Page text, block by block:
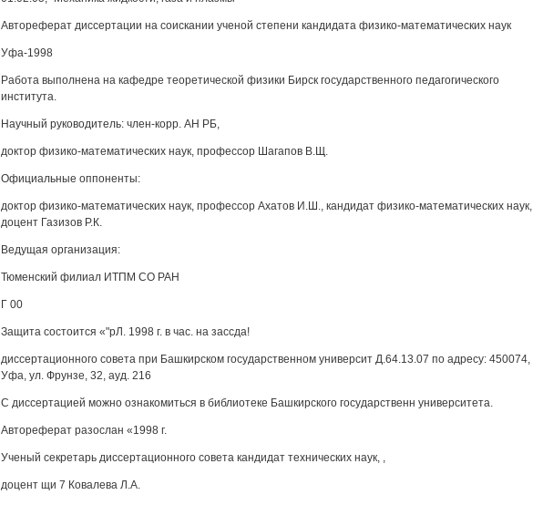
Автореферат диссертации на соискании ученой степени кандидата физико-математических наук
Уфа-1998
Работа выполнена на кафедре теоретической физики Бирск государственного педагогического
института.
Научный руководитель: член-корр. АН РБ,
доктор физико-математических наук, профессор Шагапов В.Щ.
Официальные оппоненты:
доктор физико-математических наук, профессор Ахатов И.Ш., кандидат физико-математических наук,
доцент Газизов Р.К.
Ведущая организация:
Тюменский филиал ИТПМ СО РАН
Г 00
Защита состоится «"рЛ. 1998 г. в час. на зассда!
диссертационного совета при Башкирском государственном университ Д.64.13.07 по адресу: 450074,
Уфа, ул. Фрунзе, 32, ауд. 216
С диссертацией можно ознакомиться в библиотеке Башкирского государственн университета.
Автореферат разослан «1998 г.
Ученый секретарь диссертационного совета кандидат технических наук, ,
доцент щи 7 Ковалева Л.А.